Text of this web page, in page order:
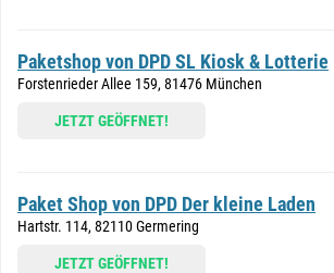
Paketshop von DPD SL Kiosk & Lotterie
Forstenrieder Allee 159, 81476 München
JETZT GEÖFFNET!
Paket Shop von DPD Der kleine Laden
Hartstr. 114, 82110 Germering
JETZT GEÖFFNET!